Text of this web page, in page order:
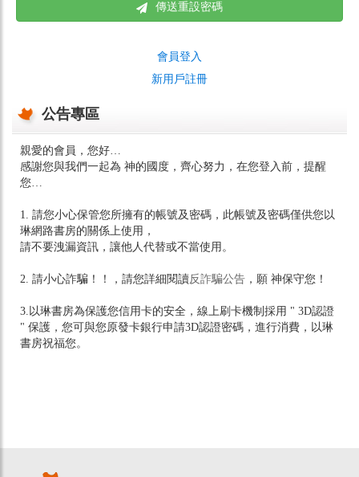
傳送重設密碼
會員登入
新用戶註冊
公告專區
親愛的會員，您好…
感謝您與我們一起為 神的國度，齊心努力，在您登入前，提醒
您…
1. 請您小心保管您所擁有的帳號及密碼，此帳號及密碼僅供您以
琳網路書房的關係上使用，
請不要洩漏資訊，讓他人代替或不當使用。
2. 請小心詐騙！！，請您詳細閱讀反詐騙公告 ，願 神保守您！
3.以琳書房為保護您信用卡的安全，線上刷卡機制採用 " 3D認證
" 保護，您可與您原發卡銀行申請3D認證密碼，進行消費，以琳
書房祝福您。